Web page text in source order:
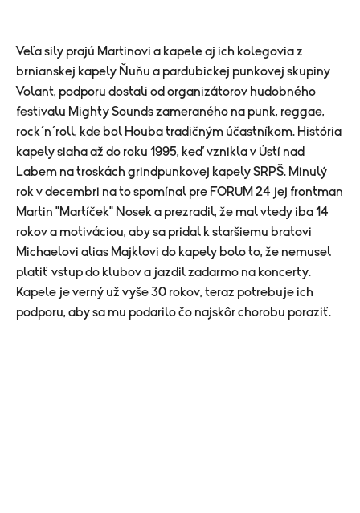
Veľa sily prajú Martinovi a kapele aj ich kolegovia z
brnianskej kapely Ňuňu a pardubickej punkovej skupiny
Volant, podporu dostali od organizátorov hudobného
festivalu Mighty Sounds zameraného na punk, reggae,
rock´n´roll, kde bol Houba tradičným účastníkom. História
kapely siaha až do roku 1995, keď vznikla v Ústí nad
Labem na troskách grindpunkovej kapely SRPŠ. Minulý
rok v decembri na to spomínal pre FORUM 24 jej frontman
Martin "Martíček" Nosek a prezradil, že mal vtedy iba 14
rokov a motiváciou, aby sa pridal k staršiemu bratovi
Michaelovi alias Majklovi do kapely bolo to, že nemusel
platiť vstup do klubov a jazdil zadarmo na koncerty.
Kapele je verný už vyše 30 rokov, teraz potrebuje ich
podporu, aby sa mu podarilo čo najskôr chorobu poraziť.